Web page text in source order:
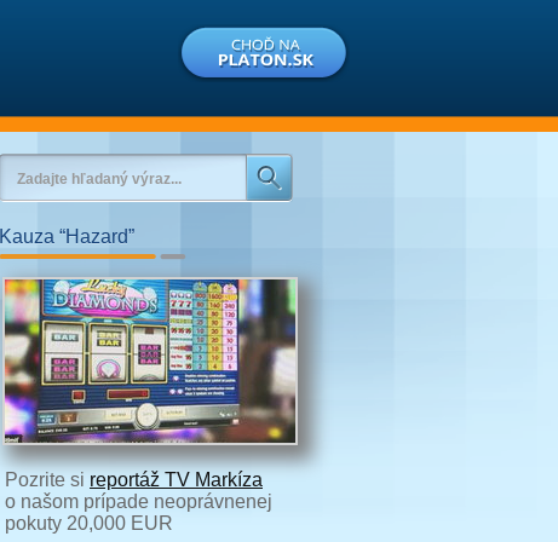
Kauza “Hazard”
Pozrite si reportáž TV Markíza
o našom prípade neoprávnenej
pokuty 20,000 EUR